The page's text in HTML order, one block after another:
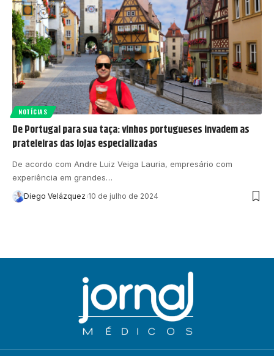
NOTÍCIAS
De Portugal para sua taça: vinhos portugueses invadem as
prateleiras das lojas especializadas
De acordo com Andre Luiz Veiga Lauria, empresário com
experiência em grandes…
Diego Velázquez 10 de julho de 2024